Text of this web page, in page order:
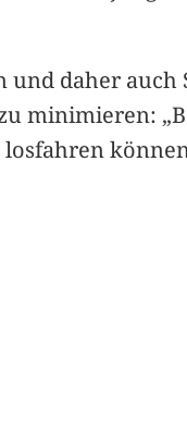
daher
minimieren: